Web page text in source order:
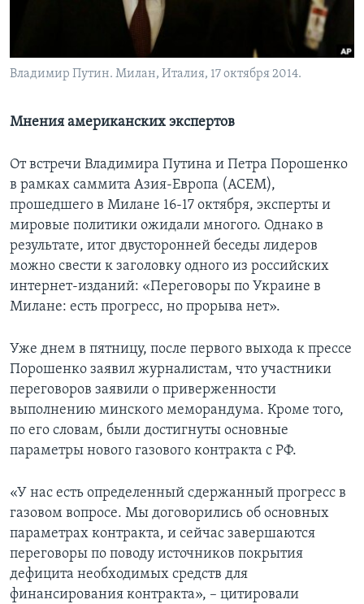
СОЦИАЛЬНЫЕ СЕТИ
Владимир Путин. Милан, Италия, 17 октября 2014.
Мнения американских экспертов
От встречи Владимира Путина и Петра Порошенко
в рамках саммита Азия-Европа (АСЕМ),
прошедшего в Милане 16-17 октября, эксперты и
мировые политики ожидали многого. Однако в
результате, итог двусторонней беседы лидеров
можно свести к заголовку одного из российских
интернет-изданий: «Переговоры по Украине в
Милане: есть прогресс, но прорыва нет».
Уже днем в пятницу, после первого выхода к прессе
Порошенко заявил журналистам, что участники
переговоров заявили о приверженности
выполнению минского меморандума. Кроме того,
по его словам, были достигнуты основные
параметры нового газового контракта с РФ.
«У нас есть определенный сдержанный прогресс в
газовом вопросе. Мы договорились об основных
параметрах контракта, и сейчас завершаются
переговоры по поводу источников покрытия
дефицита необходимых средств для
финансирования контракта», – цитировали